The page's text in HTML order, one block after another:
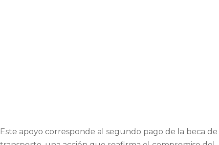
Este apoyo corresponde al segundo pago de la beca de